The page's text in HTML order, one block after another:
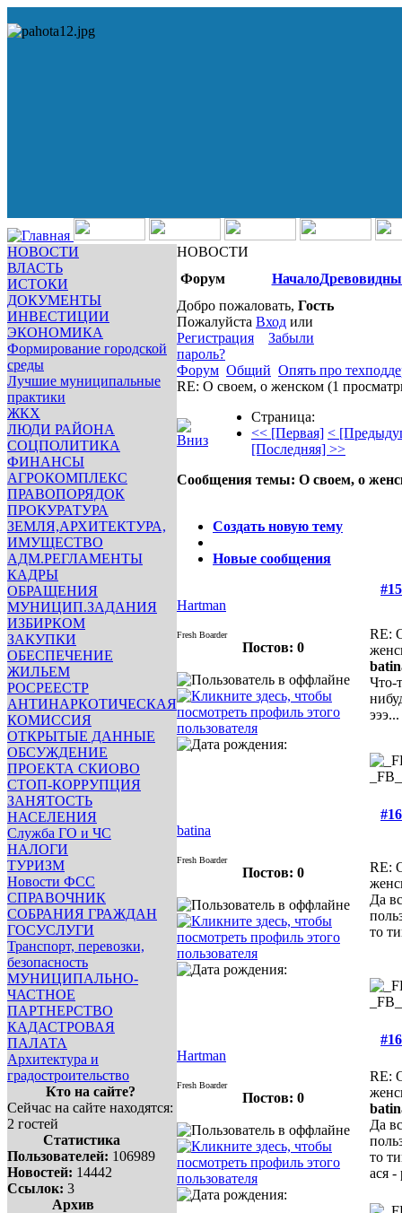
НОВОСТИ
ВЛАСТЬ
ИСТОКИ
ДОКУМЕНТЫ
ИНВЕСТИЦИИ
ЭКОНОМИКА
Формирование городской
среды
Лучшие муниципальные
практики
ЖКХ
ЛЮДИ РАЙОНА
СОЦПОЛИТИКА
ФИНАНСЫ
АГРОКОМПЛЕКС
ПРАВОПОРЯДОК
ПРОКУРАТУРА
ЗЕМЛЯ,АРХИТЕКТУРА,
ИМУЩЕСТВО
АДМ.РЕГЛАМЕНТЫ
КАДРЫ
ОБРАЩЕНИЯ
МУНИЦИП.ЗАДАНИЯ
ИЗБИРКОМ
ЗАКУПКИ
ОБЕСПЕЧЕНИЕ
ЖИЛЬЕМ
РОСРЕЕСТР
АНТИНАРКОТИЧЕСКАЯ
КОМИССИЯ
ОТКРЫТЫЕ ДАННЫЕ
ОБСУЖДЕНИЕ
ПРОЕКТА СКИОВО
СТОП-КОРРУПЦИЯ
ЗАНЯТОСТЬ
НАСЕЛЕНИЯ
Служба ГО и ЧС
НАЛОГИ
ТУРИЗМ
Новости ФСС
СПРАВОЧНИК
СОБРАНИЯ ГРАЖДАН
ГОСУСЛУГИ
Транспорт, перевозки,
безопасность
МУНИЦИПАЛЬНО-
ЧАСТНОЕ
ПАРТНЕРСТВО
КАДАСТРОВАЯ
ПАЛАТА
Архитектура и
градостроительство
Кто на сайте?
Сейчас на сайте находятся:
2 гостей
Статистика
Пользователей: 106989
Новостей: 14442
Ссылок: 3
Архив
НОВОСТИ
Форум
Начало
Добро пожаловать, Гость
Пожалуйста Вход или
Регистрация
Забыли
пароль?
Форум Общий Опять про
RE: О своем, о женском (1
Страница:
<< [Первая] <
[Последняя] >>
Сообщения темы: О своем, о
Создать новую тему
Новые сообщения
Hartman
Fresh Boarder
Постов: 0
RE:
Что-
batina
Fresh Boarder
Постов: 0
RE:
Да
то
Hartman
Fresh Boarder
Постов: 0
RE:
Да
то
ася